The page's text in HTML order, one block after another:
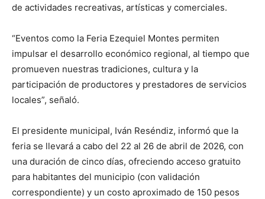
de actividades recreativas, artísticas y comerciales.
“Eventos como la Feria Ezequiel Montes permiten
impulsar el desarrollo económico regional, al tiempo que
promueven nuestras tradiciones, cultura y la
participación de productores y prestadores de servicios
locales”, señaló.
El presidente municipal, Iván Reséndiz, informó que la
feria se llevará a cabo del 22 al 26 de abril de 2026, con
una duración de cinco días, ofreciendo acceso gratuito
para habitantes del municipio (con validación
correspondiente) y un costo aproximado de 150 pesos